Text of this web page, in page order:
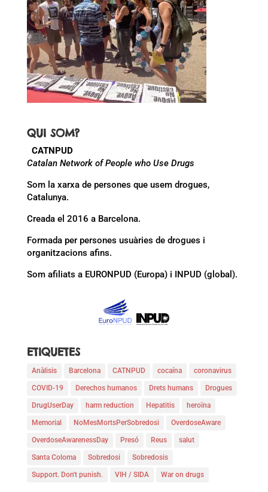
QUI SOM?
CATNPUD
Catalan Network of People who Use Drugs
Som la xarxa de persones que usem drogues,
Catalunya.
Creada el 2016 a Barcelona.
Formada per persones usuàries de drogues i
organitzacions afins.
Som afiliats a EURONPUD (Europa) i INPUD (global).
ETIQUETES
Anàlisis Barcelona CATNPUD cocaína coronavirus
COVID-19 Derechos humanos Drets humans Drogues
DrugUserDay harm reduction Hepatitis heroïna
Memorial NoMesMortsPerSobredosi OverdoseAware
OverdoseAwarenessDay Presó Reus salut
Santa Coloma Sobredosi Sobredosis
Support. Don't punish. VIH / SIDA War on drugs